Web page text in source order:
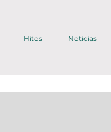
Hitos Noticias